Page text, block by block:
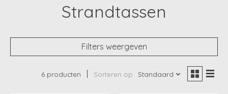
Strandtassen
Filters weergeven
6 producten Sorteren op Standaard